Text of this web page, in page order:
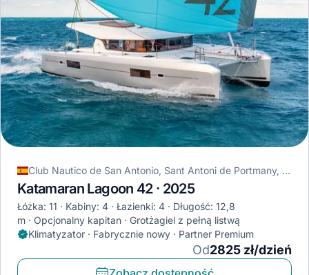
Club Nautico de San Antonio, Sant Antoni de Portmany, Hiszpania
Katamaran Lagoon 42 · 2025
Łóżka: 11 Kabiny: 4 Łazienki: 4
Długość: 12,8
m
Opcjonalny kapitan
Grotżagiel z pełną listwą
Klimatyzator · Fabrycznie nowy · Partner Premium
Od2825 zł/dzień